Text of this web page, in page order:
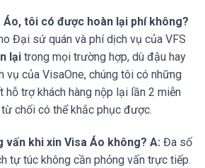
Áo, tôi có được hoàn lại phí không?
Đại sứ quán và phí dịch vụ của VFS
lại trong mọi trường hợp, dù đậu hay
vụ của VisaOne, chúng tôi có những
hỗ trợ khách hàng nộp lại lần 2 miễn
chối có thể khắc phục được.
vấn khi xin Visa Áo không? A: Đa số
tự túc không cần phỏng vấn trực tiếp.